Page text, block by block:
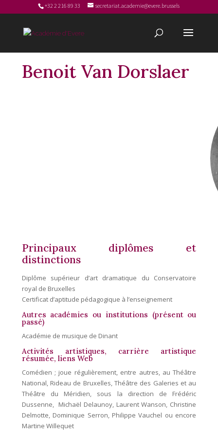
+32 2 216 89 33 secretariat.academie@evere.brussels
Benoit Van Dorslaer
Principaux diplômes et
distinctions
Diplôme supérieur d’art dramatique du Conservatoire
royal de Bruxelles
Certificat d’aptitude pédagogique à l’enseignement
Autres académies ou institutions (présent ou
passé)
Académie de musique de Dinant
Activités artistiques, carrière artistique
résumée, liens Web
Comédien ; joue régulièrement, entre autres, au Théâtre
National, Rideau de Bruxelles, Théâtre des Galeries et au
Théâtre du Méridien, sous la direction de Frédéric
Dussenne, Michaël Delaunoy, Laurent Wanson, Christine
Delmotte, Dominique Serron, Philippe Vauchel ou encore
Martine Willequet